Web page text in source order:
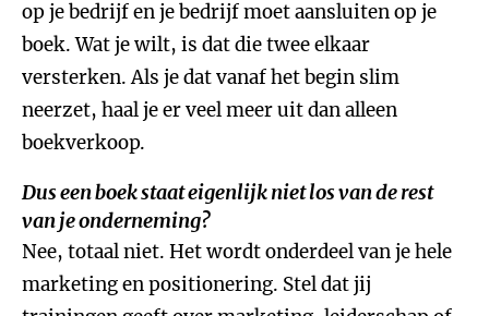
op je bedrijf en je bedrijf moet aansluiten op je
boek. Wat je wilt, is dat die twee elkaar
versterken. Als je dat vanaf het begin slim
neerzet, haal je er veel meer uit dan alleen
boekverkoop.
Dus een boek staat eigenlijk niet los van de rest
van je onderneming?
Nee, totaal niet. Het wordt onderdeel van je hele
marketing en positionering. Stel dat jij